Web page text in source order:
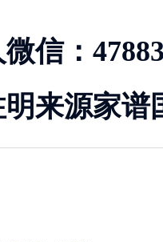
信：
来源家谱